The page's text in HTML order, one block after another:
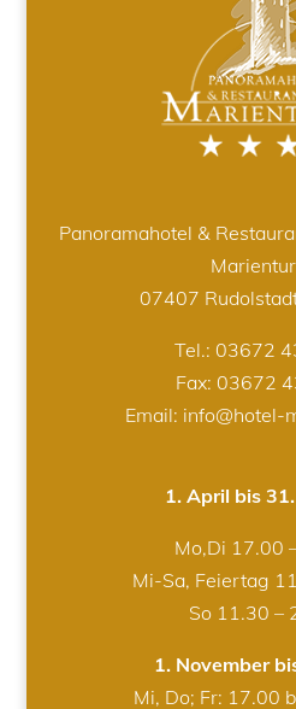
Panoramahotel &
07407
Tel.: 03672
Fax: 03672
Email: info@hotel-
1. April bis
Mo,Di 17.00
Mi-Sa, Feiertag
So 11.30 –
1. November
Mi, Do; Fr: 17.00